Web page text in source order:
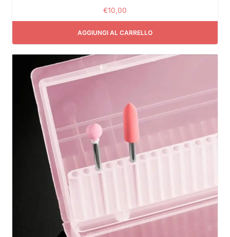
€10,00
AGGIUNGI AL CARRELLO